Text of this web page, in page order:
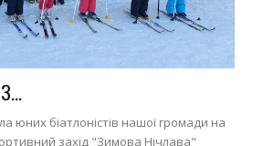
юних біатлоністів нашої громади на
захід "Зимова Нічлава"